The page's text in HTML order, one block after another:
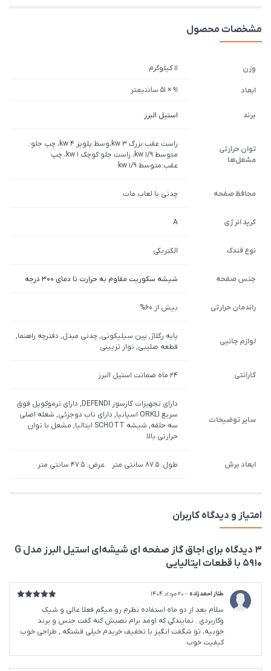
مشخصات محصول
وزن 11 کیلوگرم
ابعاد 91 × 51 سانتیمتر
برند استیل البرز
توان حرارتی
مشعل‌ها
راست عقب:بزرگ 3 kw،وسط:پلوپز 4 kw، چپ جلو:
متوسط 1/9 kw، راست جلو:کوچک 1 kw، چپ
عقب:متوسط 1/9 kw
محافظ صفحه چدنی با لعاب مات
گرید انرژی A
نوع فندک الکتریکی
جنس صفحه شیشه سکوریت مقاوم به حرارت تا دمای 300 درجه
راندمان حرارتی بیش از 60%
لوازم جانبی
پایه رگلاژ, پین سیلیکونی, چدنی مبدل, دفترچه راهنما,
قطعه صلیبی, نوار تزیینی
گارانتی 24 ماه ضمانت استیل البرز
سایر توضیحات
دارای تجهیزات گازسوز DEFENDI, دارای ترموکوپل فوق
سریع ORKLI اسپانیا, دارای ناب دوجزئی, شعله اصلی
سه حلقه, شیشه SCHOTT ایتالیا, مشعل با توان
حرارتی بالا
ابعاد برش طول: 87.5 سانتی متر عرض: 47.5 سانتی متر
امتیاز و دیدگاه کاربران
3 دیدگاه برای
اجاق گاز صفحه ای شیشه‌ای استیل البرز مدل G
5910 با قطعات ایتالیایی
5
طناز احمدزاده– 20 مرداد 1404
سلام بعد از دو ماه استفاده نظرم رو میگم فعلا عالی و شیک
وکاربردی . نمایندگی که اومد برام نصبش کنه گفت جنس و برند
خوبیه، تو شگفت انگیز با تخفیف خریدم خیلی قشنگه , طراحی خوب
کیفیت خوب